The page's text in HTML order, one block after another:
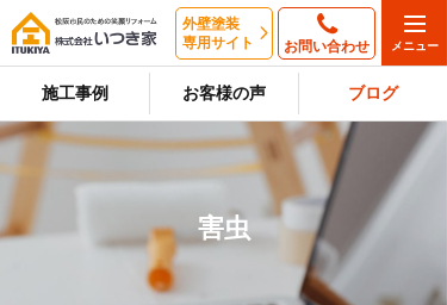
外壁塗装
専用サイト
お問い合わせ
施工事例 お客様の声 ブログ
害虫